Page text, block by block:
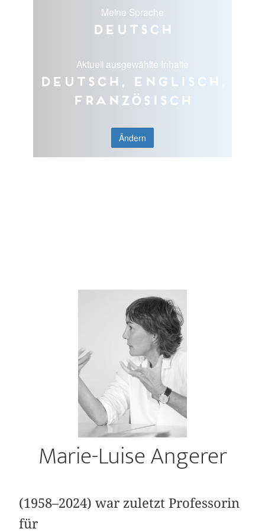
Meine Sprache
Deutsch
Aktuell ausgewählte Inhalte
Deutsch, Englisch,
Französisch
Ändern
Marie-Luise Angerer
(1958–2024) war zuletzt Professorin
für